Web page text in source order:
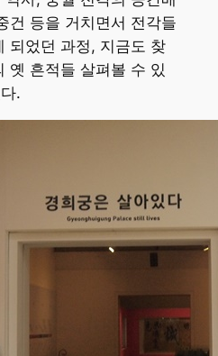
건 등을 거치면서 전각들
되었던 과정, 지금도 찾
옛 흔적들 살펴볼 수 있
.